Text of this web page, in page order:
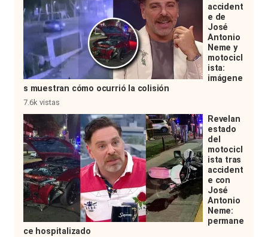
accident
e de
José
Antonio
Neme y
motocicl
ista:
imágene
s muestran cómo ocurrió la colisión
7.6k vistas
Revelan
estado
del
motocicl
ista tras
accident
e con
José
Antonio
Neme:
permane
ce hospitalizado